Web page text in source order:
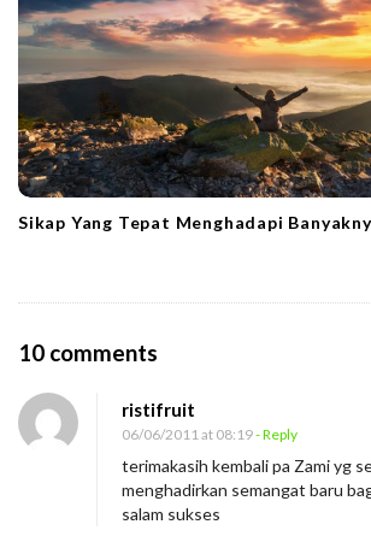
Sikap Yang Tepat Menghadapi
10 comments
A
r
e
ristifruit
06/06/2011 at 08:19- Reply
terimakasih kembali pa Zami yg
menghadirkan semangat baru
salam sukses